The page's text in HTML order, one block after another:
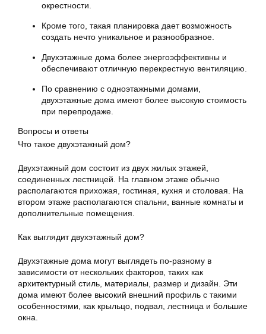
окрестности.
Кроме того, такая планировка дает возможность
создать нечто уникальное и разнообразное.
Двухэтажные дома более энергоэффективны и
обеспечивают отличную перекрестную вентиляцию.
По сравнению с одноэтажными домами,
двухэтажные дома имеют более высокую стоимость
при перепродаже.
Вопросы и ответы
Что такое двухэтажный дом?
Двухэтажный дом состоит из двух жилых этажей,
соединенных лестницей. На главном этаже обычно
располагаются прихожая, гостиная, кухня и столовая. На
втором этаже располагаются спальни, ванные комнаты и
дополнительные помещения.
Как выглядит двухэтажный дом?
Двухэтажные дома могут выглядеть по-разному в
зависимости от нескольких факторов, таких как
архитектурный стиль, материалы, размер и дизайн. Эти
дома имеют более высокий внешний профиль с такими
особенностями, как крыльцо, подвал, лестница и большие
окна.